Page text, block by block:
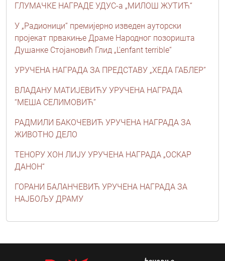
ГЛУМАЧКЕ НАГРАДЕ УДУС-а „МИЛОШ ЖУТИЋ“
У „Радионици“ премијерно изведен ауторски
пројекат првакиње Драме Народног позоришта
Душанке Стојановић Глид „L'enfant terrible“
УРУЧЕНА НАГРАДА ЗА ПРЕДСТАВУ „ХЕДА ГАБЛЕР”
ВЛАДАНУ МАТИЈЕВИЋУ УРУЧЕНА НАГРАДА
“МЕША СЕЛИМОВИЋ”
РАДМИЛИ БАКОЧЕВИЋ УРУЧЕНА НАГРАДА ЗА
ЖИВОТНО ДЕЛО
ТЕНОРУ ХОН ЛИЈУ УРУЧЕНА НАГРАДА „ОСКАР
ДАНОН“
ГОРАНИ БАЛАНЧЕВИЋ УРУЧЕНА НАГРАДА ЗА
НАЈБОЉУ ДРАМУ